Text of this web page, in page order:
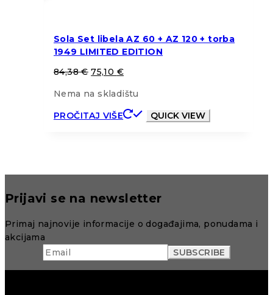
Sola Set libela AZ 60 + AZ 120 + torba
1949 LIMITED EDITION
84,38€ 75,10 €
Nema na skladištu
PROČITAJ VIŠE
QUICK VIEW
Prijavi se na newsletter
Primaj najnovije informacije o događajima, ponudama i
akcijama